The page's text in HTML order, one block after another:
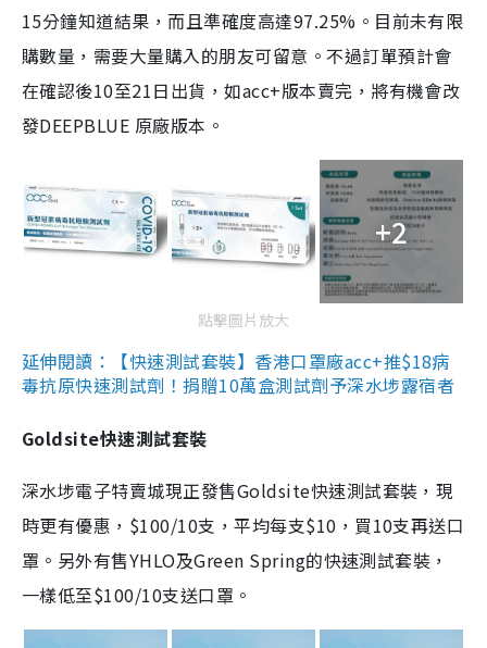
15分鐘知道結果，而且準確度高達97.25%。目前未有限
購數量，需要大量購入的朋友可留意。不過訂單預計會
在確認後10至21日出貨，如acc+版本賣完，將有機會改
發DEEPBLUE 原廠版本。
+2
點擊圖片放大
延伸閱讀：【快速測試套裝】香港口罩廠acc+推$18病
毒抗原快速測試劑！捐贈10萬盒測試劑予深水埗露宿者
Goldsite快速測試套裝
深水埗電子特賣城現正發售Goldsite快速測試套裝，現
時更有優惠，$100/10支，平均每支$10，買10支再送口
罩。另外有售YHLO及Green Spring的快速測試套裝，
一樣低至$100/10支送口罩。